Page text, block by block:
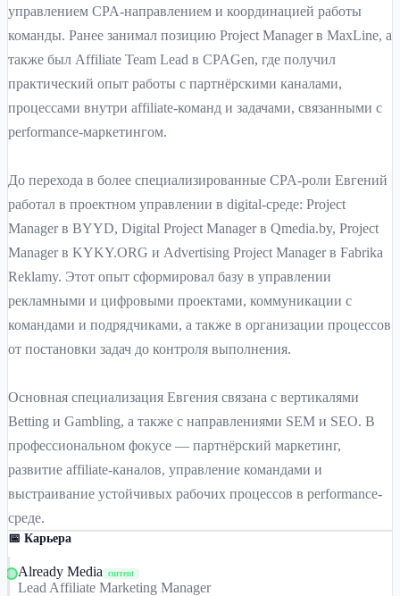
управлением CPA-направлением и координацией работы
команды. Ранее занимал позицию Project Manager в MaxLine, а
также был Affiliate Team Lead в CPAGen, где получил
практический опыт работы с партнёрскими каналами,
процессами внутри affiliate-команд и задачами, связанными с
performance-маркетингом.
До перехода в более специализированные CPA-роли Евгений
работал в проектном управлении в digital-среде: Project
Manager в BYYD, Digital Project Manager в Qmedia.by, Project
Manager в KYKY.ORG и Advertising Project Manager в Fabrika
Reklamy. Этот опыт сформировал базу в управлении
рекламными и цифровыми проектами, коммуникации с
командами и подрядчиками, а также в организации процессов
от постановки задач до контроля выполнения.
Основная специализация Евгения связана с вертикалями
Betting и Gambling, а также с направлениями SEM и SEO. В
профессиональном фокусе — партнёрский маркетинг,
развитие affiliate-каналов, управление командами и
выстраивание устойчивых рабочих процессов в performance-
среде.
📅 Карьера
Already Media current
Lead Affiliate Marketing Manager